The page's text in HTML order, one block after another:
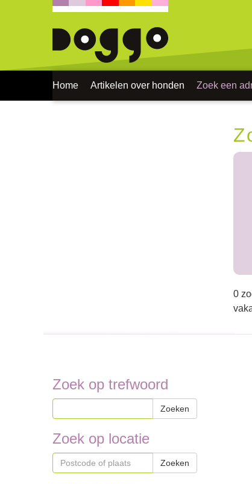
Home Artikelen over honden Zoek een
0
Zoek op trefwoord
Zoeken
Zoek op locatie
Zoeken